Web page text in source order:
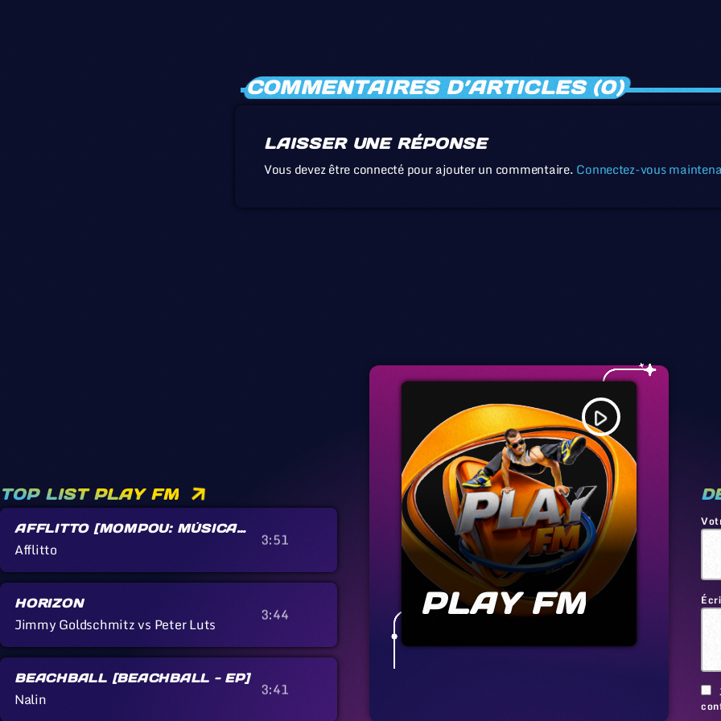
COMMENTAIRES D’ARTICLES (0)
LAISSER UNE RÉPONSE
Vous devez être connecté pour ajouter un commentaire. Connectez-vous
TOP LIST PLAY FM
AFFLITTO [MOMPOU: MÚSICA
CALLADA]
Afflitto 3:51
HORIZON
Jimmy Goldschmitz vs Peter Luts 3:44
BEACHBALL [BEACHBALL - EP]
Nalin 3:41
play_arrow
PLAY FM